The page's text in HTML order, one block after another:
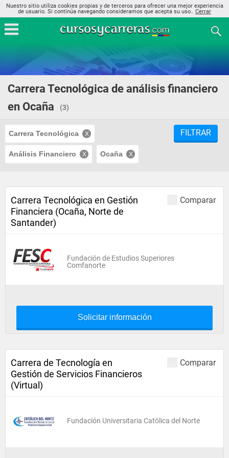
Nuestro sitio utiliza cookies propias y de terceros para ofrecer una mejor experiencia
de usuario. Si continúa navegando consideramos que acepta su uso.. Cerrar
Carrera Tecnológica de análisis financiero
en Ocaña
(3)
Carrera Tecnológica
Análisis Financiero Ocaña
FILTRAR
Comparar
Carrera Tecnológica en Gestión
Financiera (Ocaña, Norte de
Santander)
Fundación de Estudios Superiores
Comfanorte
Solicitar información
Comparar
Carrera de Tecnología en
Gestión de Servicios Financieros
(Virtual)
Fundación Universitaria Católica del Norte